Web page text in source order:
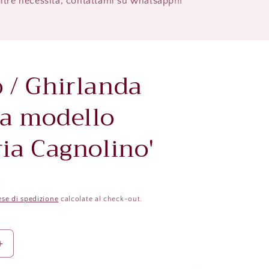
/ Ghirlanda
modello
Cagnolino'
di spedizione calcolate al check-out.
Aumenta